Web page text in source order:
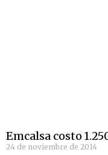
Emcalsa costo
24 de noviembre de 2014